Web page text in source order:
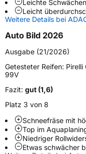
M+SJa
VerstärktXL
EU Label
Nasshaftung
Rollgeräusch (Klasse)B
Leichte
Leicht
Weitere Details bei
Auto Bild 2026
Ausgabe (21/2026)
Getesteter Reifen: Pirelli
99V
Fazit: gut (1,6)
Platz 3 von 8
Schneefräse mit
Top im
Niedriger
Etwas schwächer